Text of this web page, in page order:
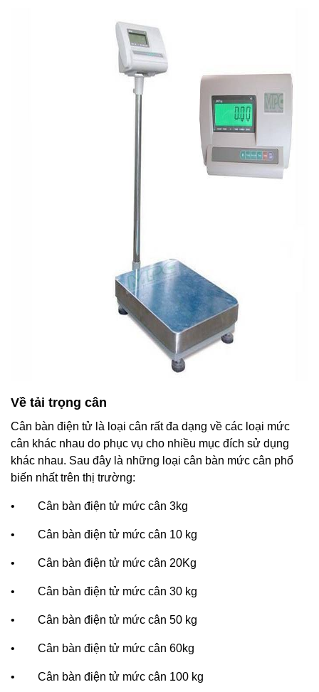
Về tải trọng cân
Cân bàn điện tử là loại cân rất đa dạng về các loại mức
cân khác nhau do phục vụ cho nhiều mục đích sử dụng
khác nhau. Sau đây là những loại cân bàn mức cân phổ
biến nhất trên thị trường:
• Cân bàn điện tử mức cân 3kg
• Cân bàn điện tử mức cân 10 kg
• Cân bàn điện tử mức cân 20Kg
• Cân bàn điện tử mức cân 30 kg
• Cân bàn điện tử mức cân 50 kg
• Cân bàn điện tử mức cân 60kg
• Cân bàn điện tử mức cân 100 kg